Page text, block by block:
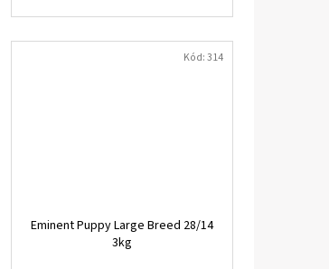
Eminent Puppy Large Breed 28/14
3kg
Kód:314